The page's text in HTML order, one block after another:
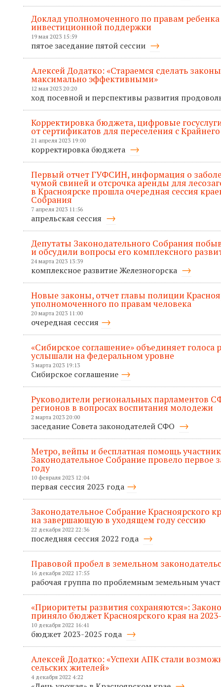
Доклад уполномоченного по правам
инвестиционной поддержки
19 мая 2023 15:59
пятое заседание пятой сессии
Алексей Додатко: «Стараемся сделать
максимально эффективными»
12 мая 2023 20:20
ход посевной и перспективы развития
Корректировка бюджета, цифровые
от сертификатов для переселения с
21 апреля 2023 19:00
корректировка бюджета
Первый отчет ГУФСИН, информация о
чумой свиней и отсрочка аренды для
в Красноярске прошла очередная сессия
Собрания
7 апреля 2023 11:56
апрельская сессия
Депутаты Законодательного Собрания
и обсудили вопросы его комплексного
24 марта 2023 13:39
комплексное развитие Железногорска
Новые законы, отчет главы полиции
уполномоченного по правам человека
20 марта 2023 11:00
очередная сессия
«Сибирское соглашение» объединяет голоса
услышали на федеральном уровне
3 марта 2023 19:13
Сибирское соглашение
Руководители региональных парламентов
регионов в вопросах воспитания молодежи
2 марта 2023 20:00
заседание Совета законодателей СФО
Метро, вейпы и бесплатная помощь
Законодательное Собрание провело первое
году
10 февраля 2023 12:04
первая сессия 2023 года
Законодательное Собрание Красноярского
на завершающую в уходящем году сессию
22 декабря 2022 22:36
последняя сессия 2022 года
Правовой пробел в земельном
16 декабря 2022 17:55
рабочая группа по проблемным земельным
«Приоритеты развития сохраняются»:
приняло бюджет Красноярского края на
10 декабря 2022 16:41
бюджет 2023-2025 года
Алексей Додатко: «Успехи АПК стали
сельских жителей»
4 декабря 2022 4:22